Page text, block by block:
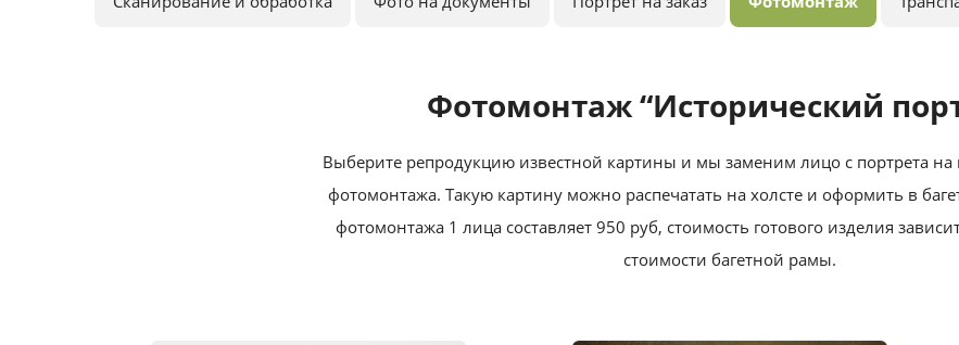
Фотомонтаж “Исторический
Выберите репродукцию известной картины и мы заменим лицо с портрета
фотомонтажа. Такую картину можно распечатать на холсте и оформить в
фотомонтажа 1 лица составляет 950 руб, стоимость готового изделия
стоимости багетной рамы.